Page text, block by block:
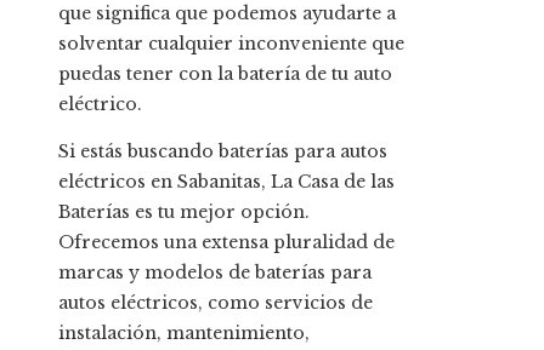
que significa que podemos ayudarte a
solventar cualquier inconveniente que
puedas tener con la batería de tu auto
eléctrico.
Si estás buscando baterías para autos
eléctricos en Sabanitas, La Casa de las
Baterías es tu mejor opción.
Ofrecemos una extensa pluralidad de
marcas y modelos de baterías para
autos eléctricos, como servicios de
instalación, mantenimiento,